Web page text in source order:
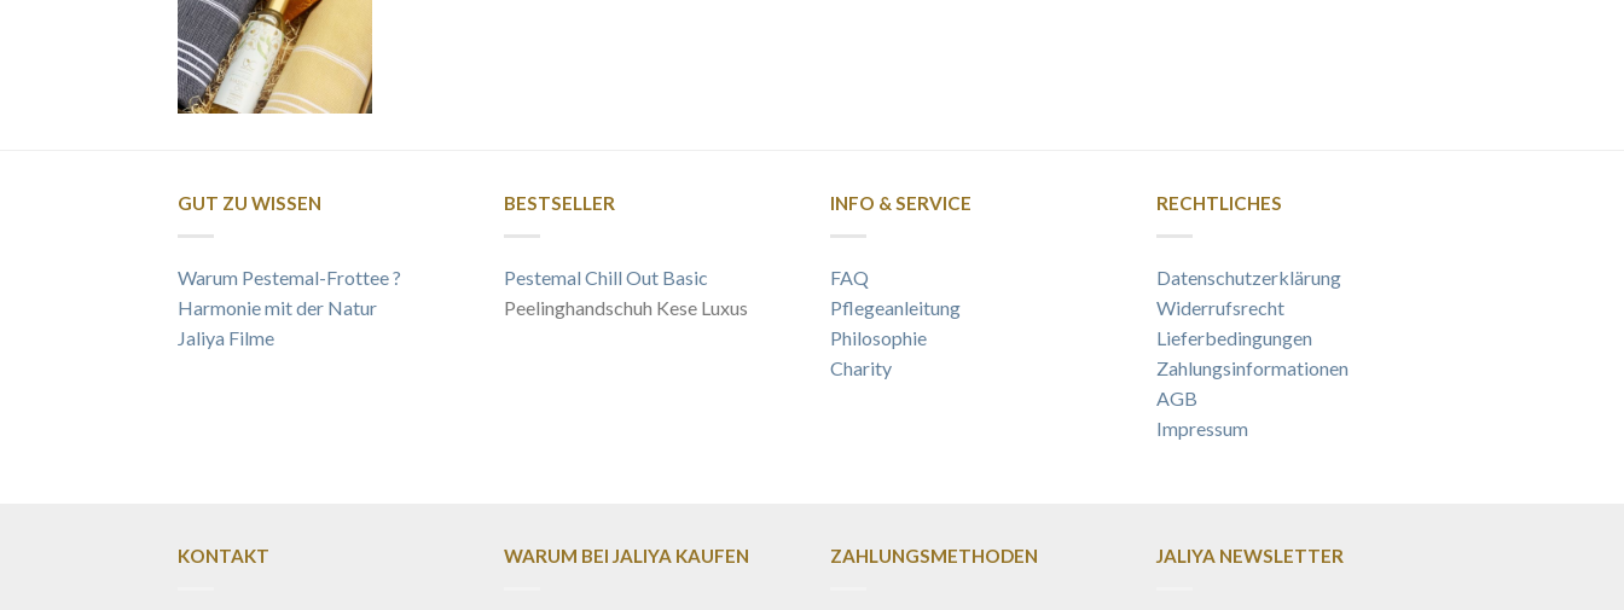
GUT ZU WISSEN
Warum Pestemal-Frottee ?
Harmonie mit der Natur
Jaliya Filme
BESTSELLER
Pestemal Chill Out Basic
Peelinghandschuh Kese Luxus
INFO & SERVICE
FAQ
Pflegeanleitung
Philosophie
Charity
RECHTLICHES
Datenschutzerklärung
Widerrufsrecht
Lieferbedingungen
Zahlungsinformationen
AGB
Impressum
KONTAKT WARUM BEI JALIYA KAUFEN ZAHLUNGSMETHODEN JALIYA NEWSLETTER